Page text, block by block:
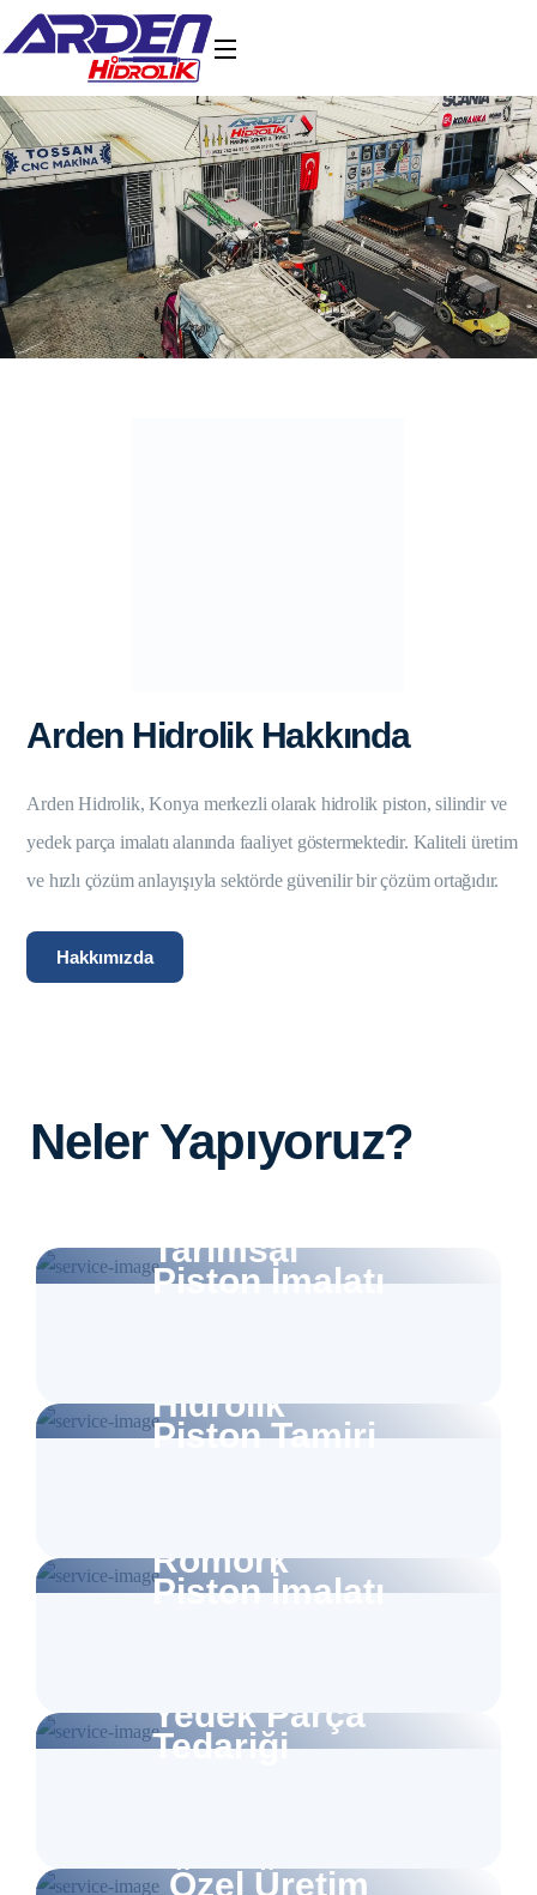
Arden Hidrolik Hakkında
Arden Hidrolik, Konya merkezli olarak hidrolik piston, silindir ve
yedek parça imalatı alanında faaliyet göstermektedir. Kaliteli üretim
ve hızlı çözüm anlayışıyla sektörde güvenilir bir çözüm ortağıdır.
Hakkımızda
Neler Yapıyoruz?
Tarımsal
Piston İmalatı
Hidrolik
Piston Tamiri
Römork
Piston İmalatı
Yedek Parça
Tedariği
Özel Üretim